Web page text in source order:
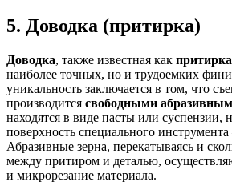
5. Доводка (притирка)
Доводка, также известная как притирка
наиболее точных, но и трудоемких
уникальность заключается в том, что
производится свободными
находятся в виде пасты или суспензии,
поверхность специального
Абразивные зерна, перекатываясь и
между притиром и деталью,
и микрорезание материала.